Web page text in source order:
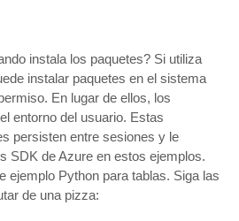
instala los paquetes? Si utiliza
instalar paquetes en el sistema
En lugar de ellos, los
entorno del usuario. Estas
persisten entre sesiones y le
SDK de Azure en estos ejemplos.
ejemplo Python para tablas. Siga las
de una pizza: